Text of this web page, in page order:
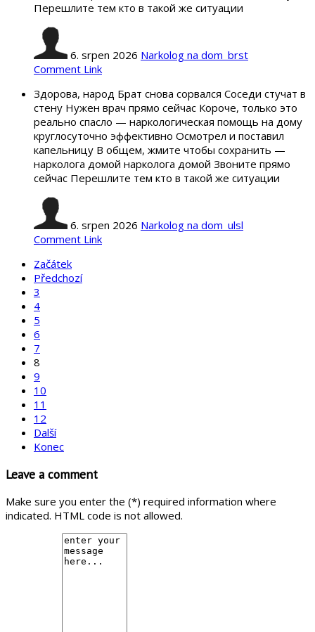
Перешлите тем кто в такой же ситуации
6. srpen 2026 Narkolog na dom_brst
Comment Link
Здорова, народ Брат снова сорвался Соседи стучат в
стену Нужен врач прямо сейчас Короче, только это
реально спасло — наркологическая помощь на дому
круглосуточно эффективно Осмотрел и поставил
капельницу В общем, жмите чтобы сохранить —
нарколога домой нарколога домой Звоните прямо
сейчас Перешлите тем кто в такой же ситуации
6. srpen 2026 Narkolog na dom_ulsl
Comment Link
Začátek
Předchozí
3
4
5
6
7
8
9
10
11
12
Další
Konec
Leave a comment
Make sure you enter the (*) required information where
indicated. HTML code is not allowed.